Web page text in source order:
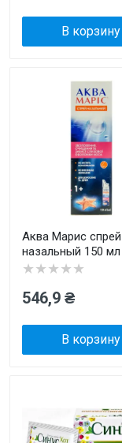
В корзину
Аква Марис спрей
назальный 150 мл
★★★★★
546,9 ₴
В корзину